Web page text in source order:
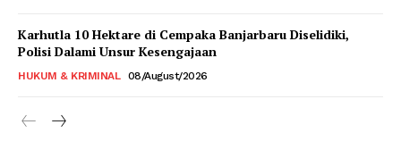
Karhutla 10 Hektare di Cempaka Banjarbaru Diselidiki,
Polisi Dalami Unsur Kesengajaan
HUKUM & KRIMINAL 08/August/2026